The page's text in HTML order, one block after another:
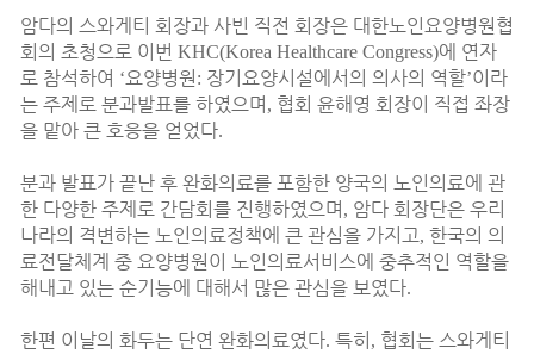
암다의 스와게티 회장과 사빈 직전 회장은 대한노인요양병원협
회의 초청으로 이번 KHC(Korea Healthcare Congress)에 연자
로 참석하여 ‘요양병원: 장기요양시설에서의 의사의 역할’이라
는 주제로 분과발표를 하였으며 , 협회 윤해영 회장이 직접 좌장
을 맡아 큰 호응을 얻었다.
분과 발표가 끝난 후 완화의료를 포함한 양국의 노인의료에 관
한 다양한 주제로 간담회를 진행하였으며 , 암다 회장단은 우리
나라의 격변하는 노인의료정책에 큰 관심을 가지고, 한국의 의
료전달체계 중 요양병원이 노인의료서비스에 중추적인 역할을
해내고 있는 순기능에 대해서 많은 관심을 보였다.
한편 이날의 화두는 단연 완화의료였다. 특히 , 협회는 스와게티